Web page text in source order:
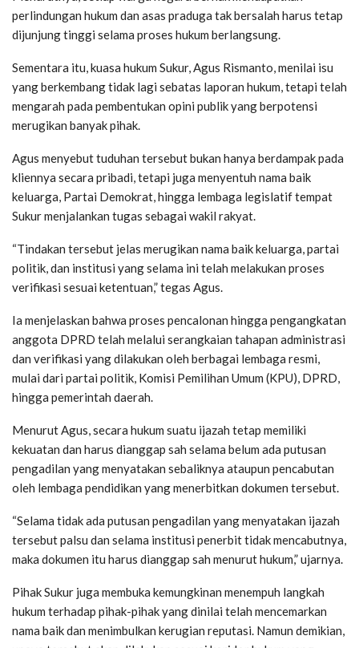
perlindungan hukum dan asas praduga tak bersalah harus tetap
dijunjung tinggi selama proses hukum berlangsung.
Sementara itu, kuasa hukum Sukur, Agus Rismanto, menilai isu
yang berkembang tidak lagi sebatas laporan hukum, tetapi telah
mengarah pada pembentukan opini publik yang berpotensi
merugikan banyak pihak.
Agus menyebut tuduhan tersebut bukan hanya berdampak pada
kliennya secara pribadi, tetapi juga menyentuh nama baik
keluarga, Partai Demokrat, hingga lembaga legislatif tempat
Sukur menjalankan tugas sebagai wakil rakyat.
“Tindakan tersebut jelas merugikan nama baik keluarga, partai
politik, dan institusi yang selama ini telah melakukan proses
verifikasi sesuai ketentuan,” tegas Agus.
Ia menjelaskan bahwa proses pencalonan hingga pengangkatan
anggota DPRD telah melalui serangkaian tahapan administrasi
dan verifikasi yang dilakukan oleh berbagai lembaga resmi,
mulai dari partai politik, Komisi Pemilihan Umum (KPU), DPRD,
hingga pemerintah daerah.
Menurut Agus, secara hukum suatu ijazah tetap memiliki
kekuatan dan harus dianggap sah selama belum ada putusan
pengadilan yang menyatakan sebaliknya ataupun pencabutan
oleh lembaga pendidikan yang menerbitkan dokumen tersebut.
“Selama tidak ada putusan pengadilan yang menyatakan ijazah
tersebut palsu dan selama institusi penerbit tidak mencabutnya,
maka dokumen itu harus dianggap sah menurut hukum,” ujarnya.
Pihak Sukur juga membuka kemungkinan menempuh langkah
hukum terhadap pihak-pihak yang dinilai telah mencemarkan
nama baik dan menimbulkan kerugian reputasi. Namun demikian,